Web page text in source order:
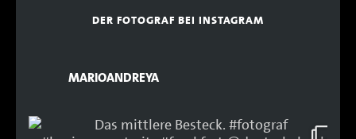
DER FOTOGRAF BEI INSTAGRAM
MARIOANDREYA